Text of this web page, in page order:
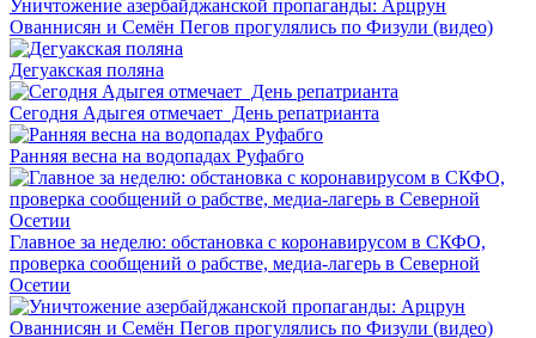
Уничтожение азербайджанской пропаганды: Арцрун
Ованнисян и Семён Пегов прогулялись по Физули (видео)
Дегуакская поляна
Сегодня Адыгея отмечает День репатрианта
Ранняя весна на водопадах Руфабго
Главное за неделю: обстановка с коронавирусом в СКФО,
проверка сообщений о рабстве, медиа-лагерь в Северной
Осетии